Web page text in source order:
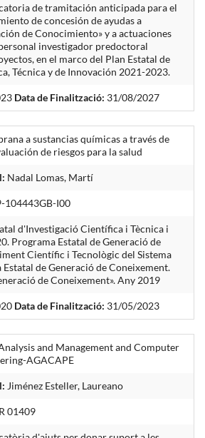
de tramitación anticipada para el
de concesión de ayudas a
de Conocimiento» y a actuaciones
investigador predoctoral
en el marco del Plan Estatal de
Técnica y de Innovación 2021-2023.
Data de Finalització: 31/08/2027
a sustancias químicas a través de
de riesgos para la salud
Nadal Lomas, Martí
104443GB-I00
d'Investigació Científica i Tècnica i
Programa Estatal de Generació de
Científic i Tecnològic del Sistema
de Generació de Coneixement.
de Coneixement». Any 2019
Data de Finalització: 31/05/2023
and Management and Computer
AGACAPE
Jiménez Esteller, Laureano
01409